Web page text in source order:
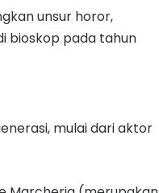
unsur horor,
bioskop pada tahun
mulai dari aktor